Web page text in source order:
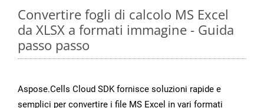
Convertire fogli di calcolo MS Excel
da XLSX a formati immagine - Guida
passo passo
Aspose.Cells Cloud SDK fornisce soluzioni rapide e
semplici per convertire i file MS Excel in vari formati